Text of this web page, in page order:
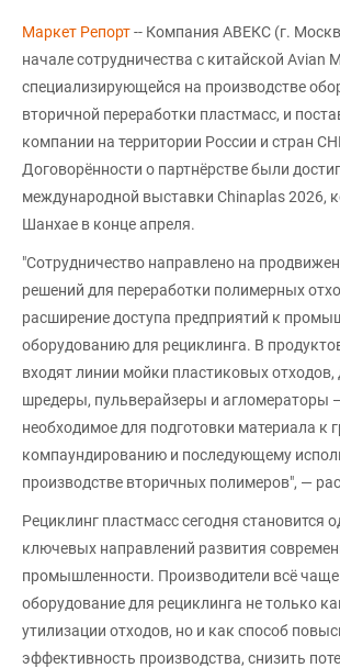
Маркет Репорт-- Компания АВЕКС (г.
начале сотрудничества с китайской Avian
специализирующейся на производстве
вторичной переработки пластмасс, и
компании на территории России и стран
Договорённости о партнёрстве были
международной выставки Chinaplas 2026,
Шанхае в конце апреля.
"Сотрудничество направлено на
решений для переработки полимерных
расширение доступа предприятий к
оборудованию для рециклинга. В
входят линии мойки пластиковых отходов,
шредеры, пульверайзеры и агломераторы
необходимое для подготовки материала к
компаундированию и последующему
производстве вторичных полимеров", —
Рециклинг пластмасс сегодня становится
ключевых направлений развития
промышленности. Производители всё
оборудование для рециклинга не только
утилизации отходов, но и как способ
эффективность производства, снизить